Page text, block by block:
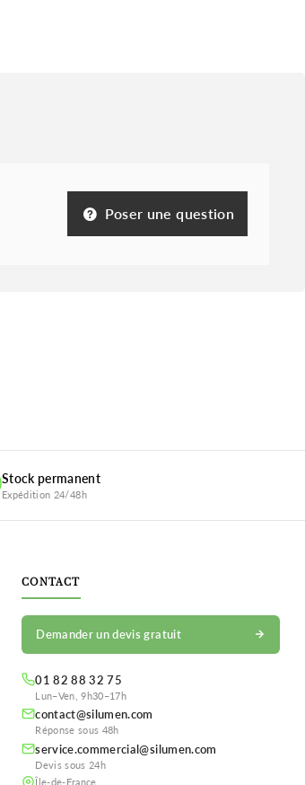
Poser une question
Stock permanent
Expédition 24/48h
CONTACT
Demander un devis gratuit
01 82 88 32 75
Lun–Ven, 9h30–17h
contact@silumen.com
Réponse sous 48h
service.commercial@silumen.com
Devis sous 24h
Île-de-France